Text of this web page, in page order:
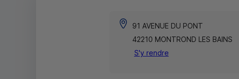
91 AVENUE DU PONT
42210 MONTROND LES BAINS
S'y rendre